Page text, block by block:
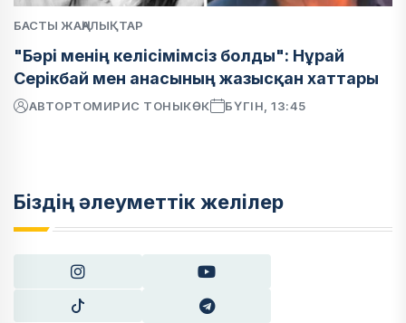
БАСТЫ ЖАҢАЛЫҚТАР
"Бәрі менің келісімімсіз болды": Нұрай
Серікбай мен анасының жазысқан хаттары
АВТОРТОМИРИС ТОНЫКӨК БҮГІН, 13:45
Біздің әлеуметтік желілер